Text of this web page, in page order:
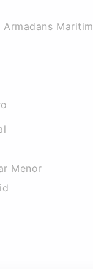
Maritim
Menor